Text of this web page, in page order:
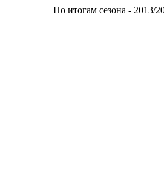
По итогам сезона - 2013/